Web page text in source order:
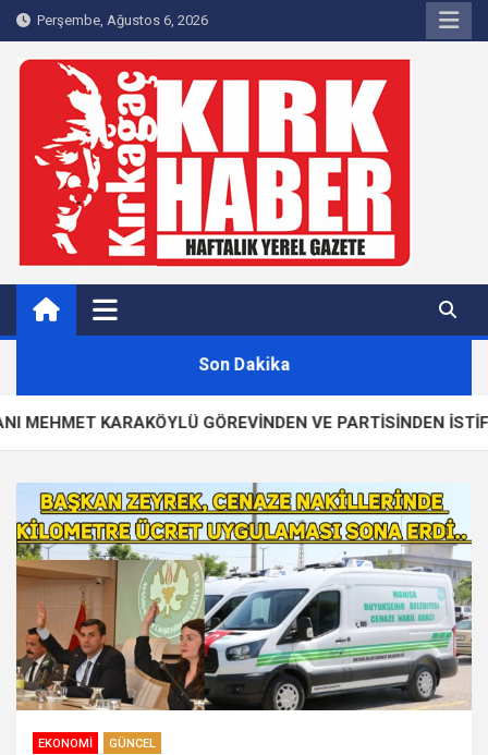
Skip
to
content
Perşembe, Ağustos 6, 2026
Kırkağaç 40Haber
Kırkağaç'ın Yerel Haber Sitesi
Son Dakika
KARAKÖYLÜ GÖREVİNDEN VE PARTİSİNDEN İSTİFA ETTİ!
EKONOMI GÜNCEL